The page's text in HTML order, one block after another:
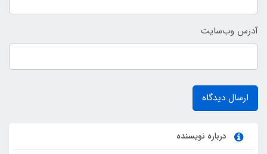
آدرس وب‌سایت
ارسال دیدگاه
درباره نویسنده